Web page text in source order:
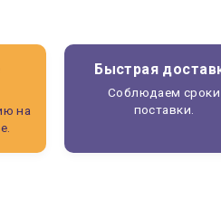
на
Быстрая
Соблюдаем сроки
поставки.